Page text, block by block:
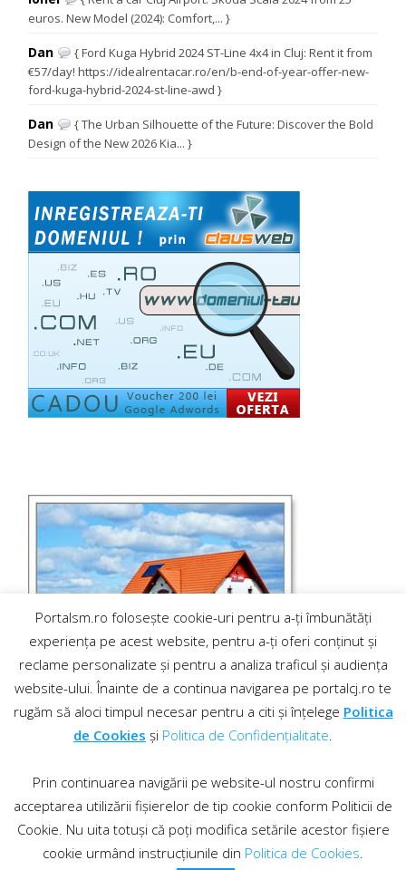
euros. New Model (2024): Comfort,... }
Dan
{ Ford Kuga Hybrid 2024 ST-Line 4x4 in Cluj: Rent it from
€57/day! https://idealrentacar.ro/en/b-end-of-year-offer-new-
ford-kuga-hybrid-2024-st-line-awd }
Dan
{ The Urban Silhouette of the Future: Discover the Bold
Design of the New 2026 Kia... }
Contact·Regulament comentarii
Portalsm.ro folosește cookie-uri pentru a-ți îmbunătăți
experiența pe acest website, pentru a-ți oferi conținut și
reclame personalizate și pentru a analiza traficul și audiența
website-ului. Înainte de a continua navigarea pe portalcj.ro te
rugăm să aloci timpul necesar pentru a citi și înțelege Politica
de Cookies și Politica de Confidențialitate.
Prin continuarea navigării pe website-ul nostru confirmi
acceptarea utilizării fișierelor de tip cookie conform Politicii de
Cookie. Nu uita totuși că poți modifica setările acestor fișiere
cookie urmând instrucțiunile din Politica de Cookies.